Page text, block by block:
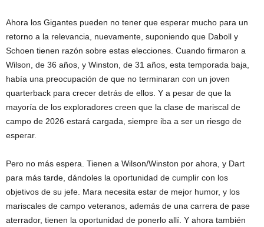
Ahora los Gigantes pueden no tener que esperar mucho para un
retorno a la relevancia, nuevamente, suponiendo que Daboll y
Schoen tienen razón sobre estas elecciones. Cuando firmaron a
Wilson, de 36 años, y Winston, de 31 años, esta temporada baja,
había una preocupación de que no terminaran con un joven
quarterback para crecer detrás de ellos. Y a pesar de que la
mayoría de los exploradores creen que la clase de mariscal de
campo de 2026 estará cargada, siempre iba a ser un riesgo de
esperar.
Pero no más espera. Tienen a Wilson/Winston por ahora, y Dart
para más tarde, dándoles la oportunidad de cumplir con los
objetivos de su jefe. Mara necesita estar de mejor humor, y los
mariscales de campo veteranos, además de una carrera de pase
aterrador, tienen la oportunidad de ponerlo allí. Y ahora también